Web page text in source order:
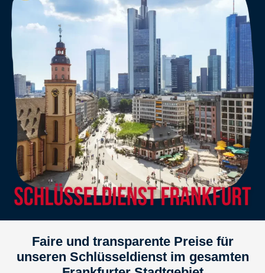
Faire und transparente Preise für
unseren Schlüsseldienst im gesamten